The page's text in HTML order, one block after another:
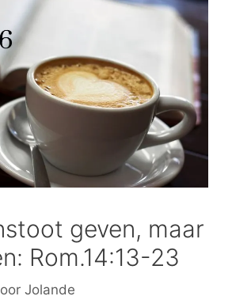
geven, maar
Rom.14:13-23
Jolande